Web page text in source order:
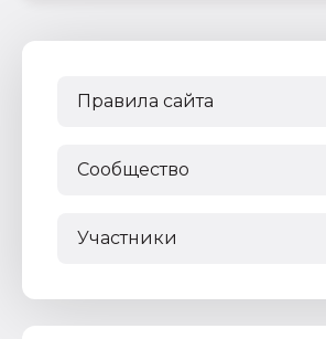
Правила сайта
Сообщество
Участники